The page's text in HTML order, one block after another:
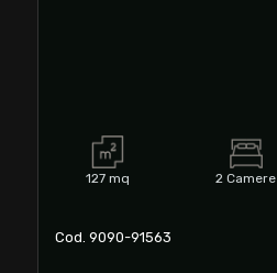
127 mq 2 Camere
Cod. 9090-91563